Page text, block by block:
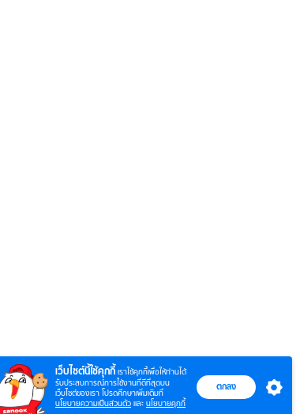
พบเธอ 7 พบเธอ (พากย์
ไทย) 8 แบบ
เว็บไซต์นี้ใช้คุกกี้ เราใช้คุกกี้เพื่อให้ท่านได้
รับประสบการณ์การใช้งานที่ดีที่สุดบน
เว็บไซต์ของเรา โปรดศึกษาเพิ่มเติมที่
นโยบายความเป็นส่วนตัว และ นโยบายคุกกี้
ตกลง